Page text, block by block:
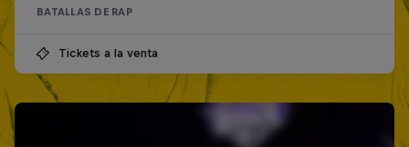
BATALLAS DE RAP
Tickets a la venta